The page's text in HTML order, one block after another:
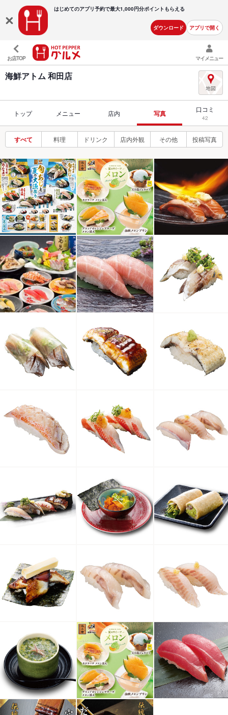
はじめてのアプリ予約で最大1,000円分ポイントもらえる
ダウンロード アプリで開く
お店TOP マイメニュー
海鮮アトム 和田店
トップ メニュー 店内 写真 口コミ
42
すべて 料理 ドリンク 店内外観 その他 投稿写真